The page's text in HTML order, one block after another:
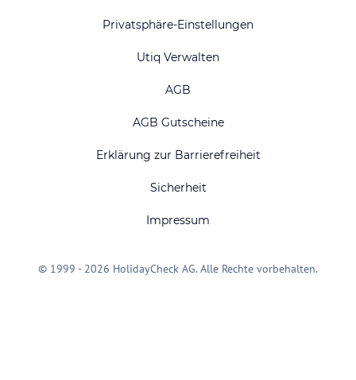
Privatsphäre-Einstellungen
Utiq Verwalten
AGB
AGB Gutscheine
Erklärung zur Barrierefreiheit
Sicherheit
Impressum
© 1999 - 2026 HolidayCheck AG. Alle Rechte vorbehalten.